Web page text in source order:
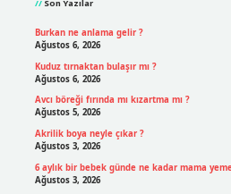
Son Yazılar
Burkan ne anlama gelir ?
Ağustos 6, 2026
Kuduz tırnaktan bulaşır mı ?
Ağustos 6, 2026
Avcı böreği fırında mı kızartma mı ?
Ağustos 5, 2026
Akrilik boya neyle çıkar ?
Ağustos 3, 2026
6 aylık bir bebek günde ne kadar mama
Ağustos 3, 2026